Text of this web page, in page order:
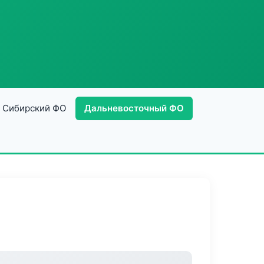
Сибирский ФО Дальневосточный ФО